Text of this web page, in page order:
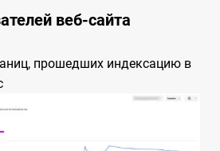
веб-сайта
прошедших индексацию в